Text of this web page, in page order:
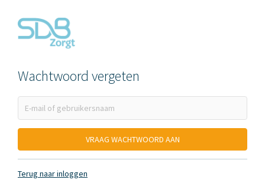
Wachtwoord vergeten
Terug naar inloggen